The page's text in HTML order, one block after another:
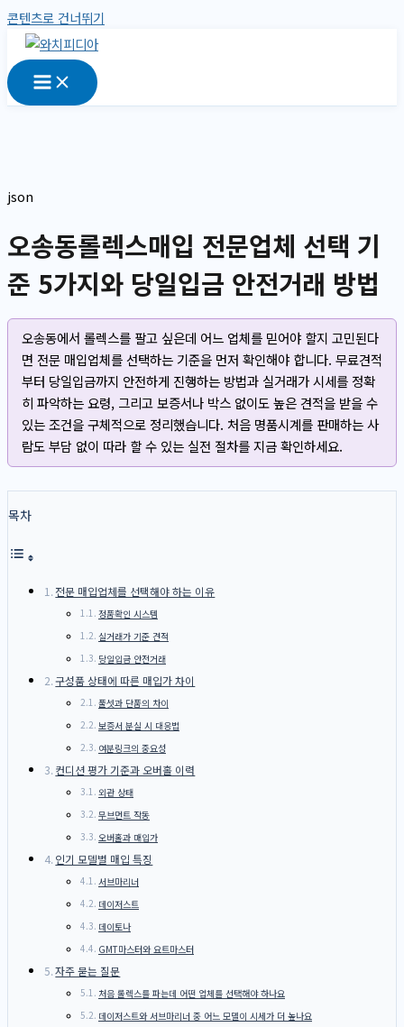
콘텐츠로 건너뛰기
json
오송동롤렉스매입 전문업체 선택 기
준 5가지와 당일입금 안전거래 방법
오송동에서 롤렉스를 팔고 싶은데 어느 업체를 믿어야 할지 고민된다
면 전문 매입업체를 선택하는 기준을 먼저 확인해야 합니다. 무료견적
부터 당일입금까지 안전하게 진행하는 방법과 실거래가 시세를 정확
히 파악하는 요령, 그리고 보증서나 박스 없이도 높은 견적을 받을 수
있는 조건을 구체적으로 정리했습니다. 처음 명품시계를 판매하는 사
람도 부담 없이 따라 할 수 있는 실전 절차를 지금 확인하세요.
목차
전문 매입업체를 선택해야 하는 이유
정품확인 시스템
실거래가 기준 견적
당일입금 안전거래
구성품 상태에 따른 매입가 차이
풀셋과 단품의 차이
보증서 분실 시 대응법
여분링크의 중요성
컨디션 평가 기준과 오버홀 이력
외관 상태
무브먼트 작동
오버홀과 매입가
인기 모델별 매입 특징
서브마리너
데이저스트
데이토나
GMT마스터와 요트마스터
자주 묻는 질문
처음 롤렉스를 파는데 어떤 업체를 선택해야 하나요
데이저스트와 서브마리너 중 어느 모델이 시세가 더 높나요